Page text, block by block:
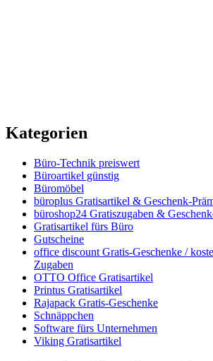
Kategorien
Büro-Technik preiswert
Büroartikel günstig
Büromöbel
büroplus Gratisartikel & Geschenk-
büroshop24 Gratiszugaben &
Gratisartikel fürs Büro
Gutscheine
office discount Gratis-Geschenke /
Zugaben
OTTO Office Gratisartikel
Printus Gratisartikel
Rajapack Gratis-Geschenke
Schnäppchen
Software fürs Unternehmen
Viking Gratisartikel